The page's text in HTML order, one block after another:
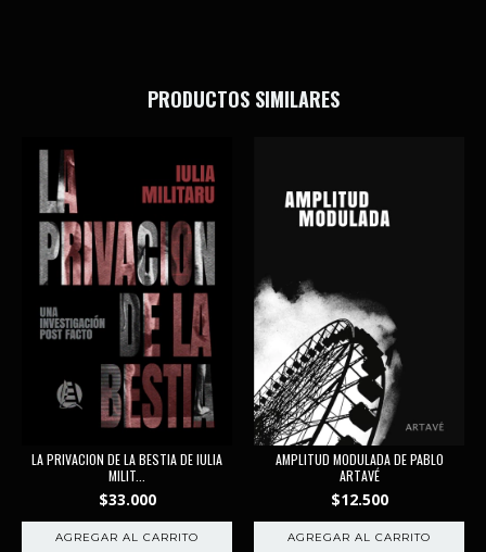
PRODUCTOS SIMILARES
LA PRIVACION DE LA BESTIA DE IULIA
MILIT...
$33.000
AMPLITUD MODULADA DE PABLO
ARTAVÉ
$12.500